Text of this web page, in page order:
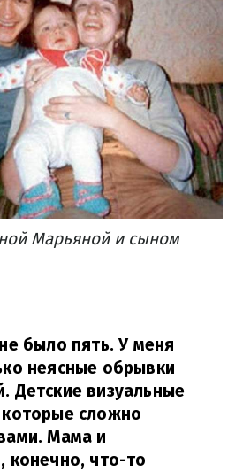
Марьяной и сыном
было пять. У меня
неясные обрывки
Детские визуальные
сложно
Мама и
конечно, что-то